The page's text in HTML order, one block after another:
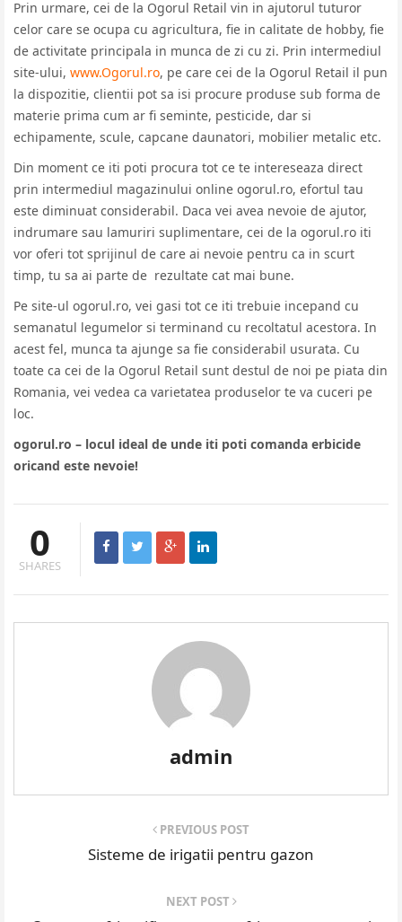
Prin urmare, cei de la Ogorul Retail vin in ajutorul tuturor
celor care se ocupa cu agricultura, fie in calitate de hobby, fie
de activitate principala in munca de zi cu zi. Prin intermediul
site-ului, www.Ogorul.ro, pe care cei de la Ogorul Retail il pun
la dispozitie, clientii pot sa isi procure produse sub forma de
materie prima cum ar fi seminte, pesticide, dar si
echipamente, scule, capcane daunatori, mobilier metalic etc.
Din moment ce iti poti procura tot ce te intereseaza direct
prin intermediul magazinului online ogorul.ro, efortul tau
este diminuat considerabil. Daca vei avea nevoie de ajutor,
indrumare sau lamuriri suplimentare, cei de la ogorul.ro iti
vor oferi tot sprijinul de care ai nevoie pentru ca in scurt
timp, tu sa ai parte de rezultate cat mai bune.
Pe site-ul ogorul.ro, vei gasi tot ce iti trebuie incepand cu
semanatul legumelor si terminand cu recoltatul acestora. In
acest fel, munca ta ajunge sa fie considerabil usurata. Cu
toate ca cei de la Ogorul Retail sunt destul de noi pe piata din
Romania, vei vedea ca varietatea produselor te va cuceri pe
loc.
ogorul.ro – locul ideal de unde iti poti comanda erbicide
oricand este nevoie!
0
SHARES
admin
PREVIOUS POST
Sisteme de irigatii pentru gazon
NEXT POST